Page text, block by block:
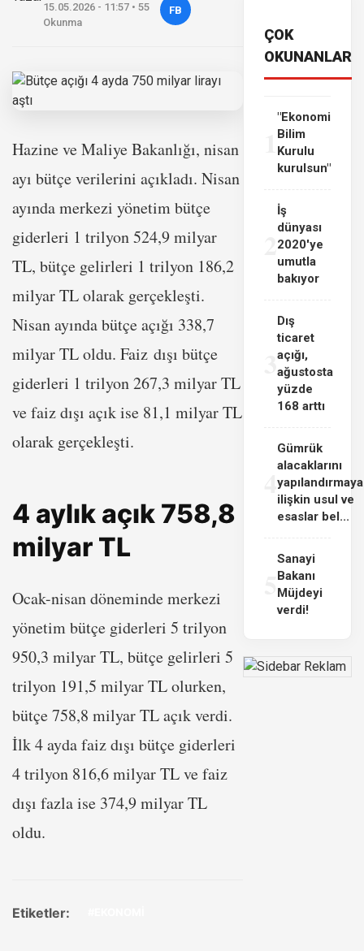
15.05.2026 - 11:57 • 55
Okunma
FB
Hazine ve Maliye Bakanlığı, nisan
ayı bütçe verilerini açıkladı. Nisan
ayında merkezi yönetim bütçe
giderleri 1 trilyon 524,9 milyar
TL, bütçe gelirleri 1 trilyon 186,2
milyar TL olarak gerçekleşti.
Nisan ayında bütçe açığı 338,7
milyar TL oldu. Faiz dışı bütçe
giderleri 1 trilyon 267,3 milyar TL
ve faiz dışı açık ise 81,1 milyar TL
olarak gerçekleşti.
4 aylık açık 758,8
milyar TL
Ocak-nisan döneminde merkezi
yönetim bütçe giderleri 5 trilyon
950,3 milyar TL, bütçe gelirleri 5
trilyon 191,5 milyar TL olurken,
bütçe 758,8 milyar TL açık verdi.
İlk 4 ayda faiz dışı bütçe giderleri
4 trilyon 816,6 milyar TL ve faiz
dışı fazla ise 374,9 milyar TL
oldu.
Etiketler:
ÇOK
OKUNANLAR
"Ekonomi
Bilim
Kurulu
kurulsun"
İş
dünyası
2020'ye
umutla
bakıyor
3
Dış
ticaret
açığı,
ağustosta
yüzde
168 arttı
4
Gümrük
alacaklarını
yapılandırmaya
ilişkin usul ve
esaslar bel...
Sanayi
Bakanı
Müjdeyi
verdi!